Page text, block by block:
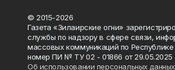
© 2015-2026
Газета «Зилаирские огни»
службы по надзору в сфере связи,
массовых коммуникаций по
номер ПИ № ТУ 02 - 01866 от 29.05.2025
Об использовании персональных данных